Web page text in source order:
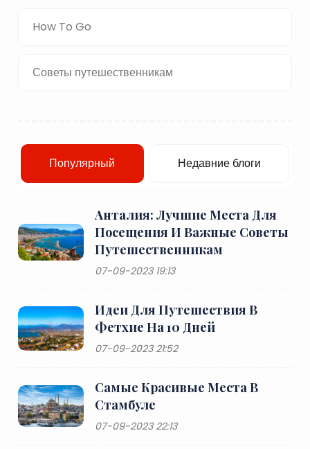
How To Go
Советы путешественникам
Популярный Недавние блоги
Анталия: Лучшие Места Для
Посещения И Важные Советы
Путешественникам
07-09-2023 19:13
Идеи Для Путешествия В
Фетхие На 10 Дней
07-09-2023 21:52
Самые Красивые Места В
Стамбуле
07-09-2023 22:13